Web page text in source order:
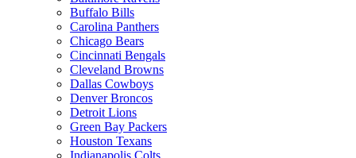
Buffalo Bills
Carolina Panthers
Chicago Bears
Cincinnati Bengals
Cleveland Browns
Dallas Cowboys
Denver Broncos
Detroit Lions
Green Bay Packers
Houston Texans
Indianapolis Colts